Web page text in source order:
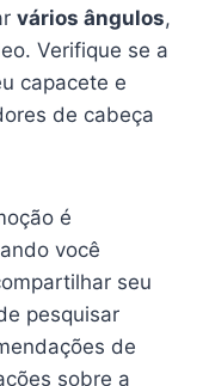
vários ângulos,
Verifique se a
capacete e
de cabeça
é
você
seu
pesquisar
de
sobre a